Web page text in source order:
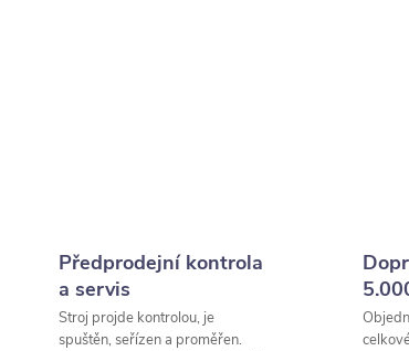
Předprodejní kontrola
a servis
Stroj projde kontrolou, je
spuštěn, seřízen a proměřen.